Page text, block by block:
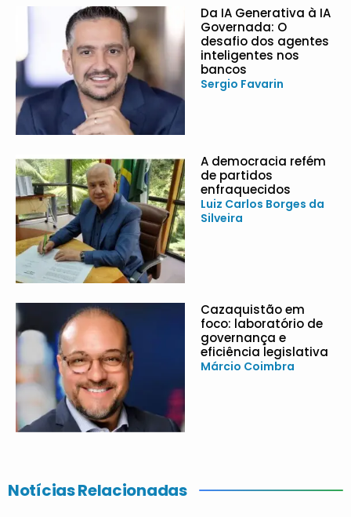
Da IA Generativa à IA
Governada: O
desafio dos agentes
inteligentes nos
bancos
Sergio Favarin
A democracia refém
de partidos
enfraquecidos
Luiz Carlos Borges da
Silveira
Cazaquistão em
foco: laboratório de
governança e
eficiência legislativa
Márcio Coimbra
Notícias Relacionadas